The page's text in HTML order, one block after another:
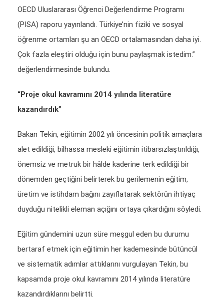
OECD Uluslararası Öğrenci Değerlendirme Programı
(PISA) raporu yayınlandı. Türkiye’nin fiziki ve sosyal
öğrenme ortamları şu an OECD ortalamasından daha iyi.
Çok fazla eleştiri olduğu için bunu paylaşmak istedim.”
değerlendirmesinde bulundu.
“Proje okul kavramını 2014 yılında literatüre
kazandırdık”
Bakan Tekin, eğitimin 2002 yılı öncesinin politik amaçlara
alet edildiği, bilhassa mesleki eğitimin itibarsızlaştırıldığı,
önemsiz ve metruk bir hâlde kaderine terk edildiği bir
dönemden geçtiğini belirterek bu gerilemenin eğitim,
üretim ve istihdam bağını zayıflatarak sektörün ihtiyaç
duyduğu nitelikli eleman açığını ortaya çıkardığını söyledi.
Eğitim gündemini uzun süre meşgul eden bu durumu
bertaraf etmek için eğitimin her kademesinde bütüncül
ve sistematik adımlar attıklarını vurgulayan Tekin, bu
kapsamda proje okul kavramını 2014 yılında literatüre
kazandırdıklarını belirtti.